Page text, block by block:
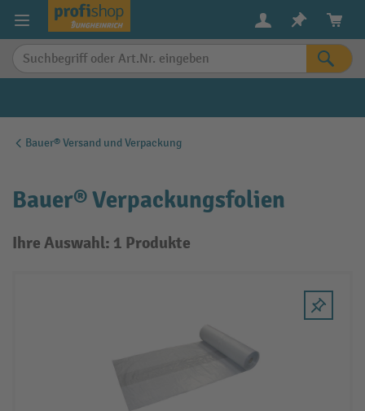
springen
Bauer® Versand und Verpackung
Bauer® Verpackungsfolien
Ihre Auswahl: 1 Produkte